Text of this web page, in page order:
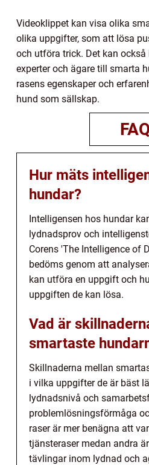
Videoklippet kan visa olika
olika uppgifter, som att lösa
och utföra trick. Det kan
experter och ägare till smarta
rasens egenskaper och
hund som sällskap.
Hur mäts
hundar?
Intelligensen hos hundar
lydnadsprov och
Corens 'The Intelligence of
bedöms genom att
kan utföra en uppgift och
uppgiften de kan lösa.
Vad är
smartaste
Skillnaderna mellan
i vilka uppgifter de är bäst
lydnadsnivå och
problemlösningsförmåga
raser är mer benägna att
tjänsteraser medan andra
tävlingar inom lydnad och